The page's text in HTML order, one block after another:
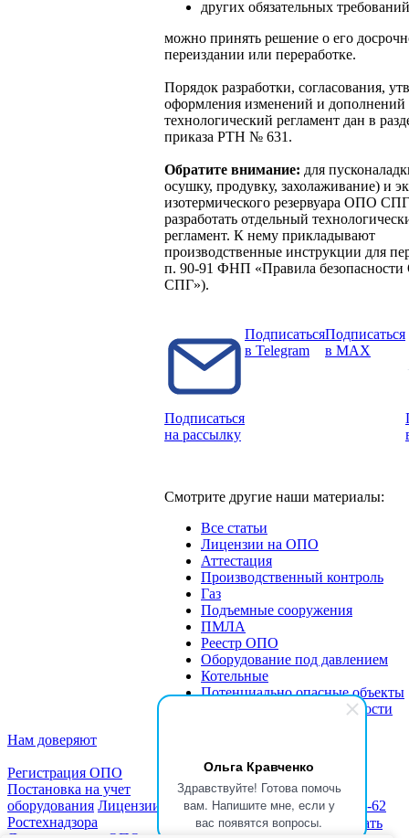
Ольга Кравченко
Здравствуйте! Готова помочь
вам. Напишите мне, если у
вас появятся вопросы.
других обязательных
можно принять решение о его
переиздании или переработке.
Порядок разработки, согласования,
оформления изменений и дополнений
технологический регламент дан в
приказа РТН № 631.
Обратите внимание: для
осушку, продувку, захолаживание) и
изотермического резервуара ОПО
разработать отдельный
регламент. К нему прикладывают
производственные инструкции для
п. 90-91 ФНП «Правила
СПГ»).
Подписаться
на рассылку
Подписаться
в Telegram
Подписаться
в MAX
Смотрите другие наши материалы:
Все статьи
Лицензии на ОПО
Аттестация
Производственный контроль
Газ
Подъемные сооружения
ПМЛА
Реестр ОПО
Оборудование под давлением
Котельные
Потенциально опасные объекты
Экспертиза промбезопасности
Нам доверяют
Регистрация ОПО
Постановка на учет
оборудования Лицензии
Ростехнадзора
Новости Статьи
Скачать
+7 (999) 333-79-62
★★★★★
Читать